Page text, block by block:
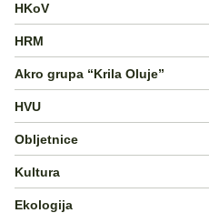
HKoV
HRM
Akro grupa “Krila Oluje”
HVU
Obljetnice
Kultura
Ekologija